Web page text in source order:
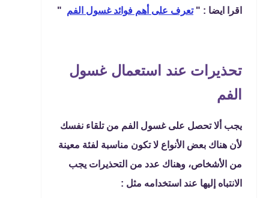
اقرا ايضا : "تعرف على أهم فوائد غسول الفم "
تحذيرات عند استعمال غسول
الفم
يجب ألا تحصل على غسول الفم من تلقاء نفسك
لأن هناك بعض الأنواع لا تكون مناسبة لفئة معينة
من الأشخاص، وهناك عدد من التحذيرات يجب
الانتباه إليها عند استخدامه مثل :